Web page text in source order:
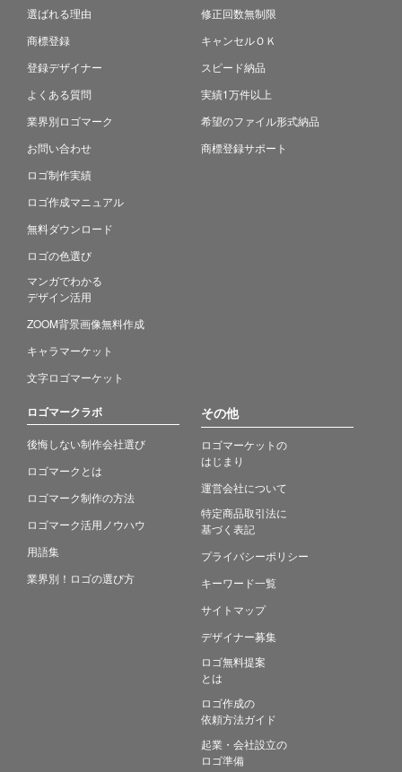
選ばれる理由
商標登録
登録デザイナー
よくある質問
業界別ロゴマーク
お問い合わせ
ロゴ制作実績
ロゴ作成マニュアル
無料ダウンロード
ロゴの色選び
マンガでわかる
デザイン活用
ZOOM背景画像無料作成
キャラマーケット
文字ロゴマーケット
修正回数無制限
キャンセルＯＫ
スピード納品
実績1万件以上
希望のファイル形式納品
商標登録サポート
ロゴマークラボ
後悔しない制作会社選び
ロゴマークとは
ロゴマーク制作の方法
ロゴマーク活用ノウハウ
用語集
業界別！ロゴの選び方
その他
ロゴマーケットの
はじまり
運営会社について
特定商品取引法に
基づく表記
プライバシーポリシー
キーワード一覧
サイトマップ
デザイナー募集
ロゴ無料提案
とは
ロゴ作成の
依頼方法ガイド
起業・会社設立の
ロゴ準備